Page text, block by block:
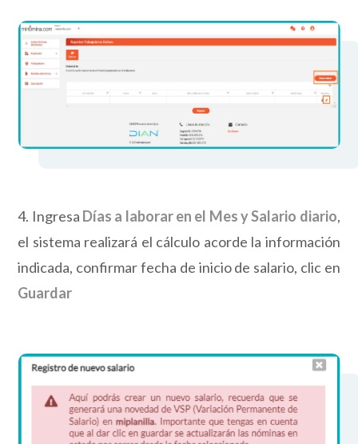
4. Ingresa Días a laborar en el Mes y Salario diario,
el sistema realizará el cálculo acorde la información
indicada, confirmar fecha de inicio de salario, clic en
Guardar